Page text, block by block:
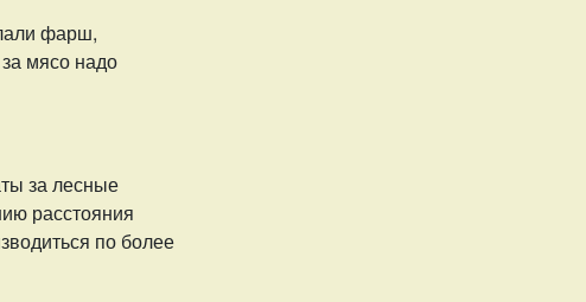
фарш,
за мясо надо
за лесные
расстояния
по более